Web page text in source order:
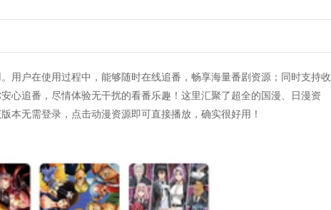
用户在使用过程中，能够随时在线追番，畅享海量番剧资源；同时支持收
心追番，尽情体验无干扰的看番乐趣！这里汇聚了超全的国漫、日漫资
本无需登录，点击动漫资源即可直接播放，确实很好用！